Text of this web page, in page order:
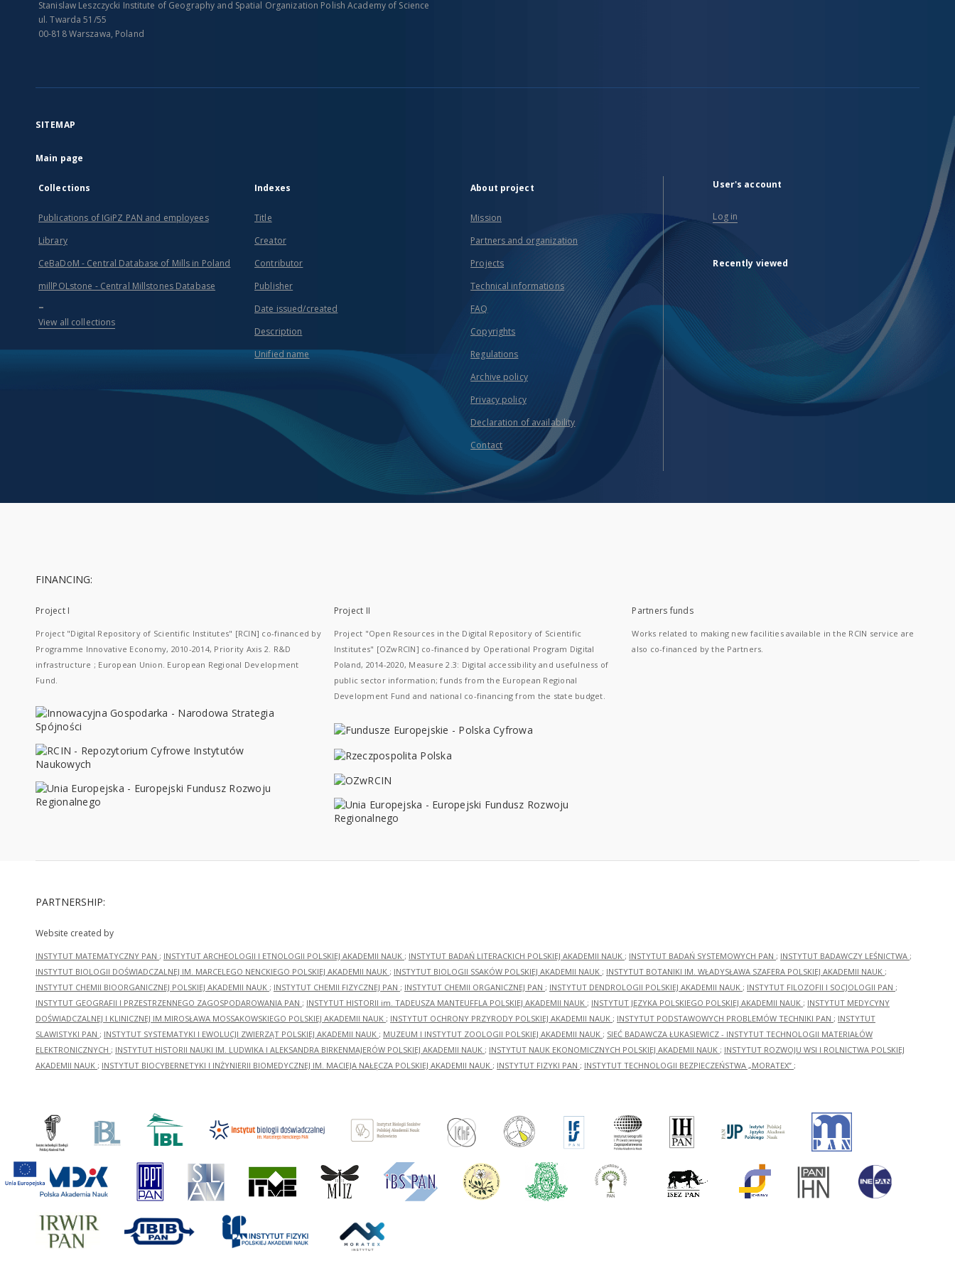
Stanislaw Leszczycki Institute of Geography and Spatial Organization Polish Academy of Science
ul. Twarda 51/55
00-818 Warszawa, Poland
SITEMAP
Main page
Collections
Publications of IGiPZ PAN and employees
Library
CeBaDoM - Central Database of Mills in Poland
millPOLstone - Central Millstones Database
...
View all collections
Indexes
Title
Creator
Contributor
Publisher
Date issued/created
Description
Unified name
About project
Mission
Partners and organization
Projects
Technical informations
FAQ
Copyrights
Regulations
Archive policy
Privacy policy
Declaration of availability
Contact
User's account
Log in
Recently viewed
FINANCING:
Project I
Project "Digital Repository of Scientific Institutes" [RCIN] co-financed by
Programme Innovative Economy, 2010-2014, Priority Axis 2. R&D
infrastructure ; European Union. European Regional Development
Fund.
Project II
Project "Open Resources in the Digital Repository of Scientific
Institutes" [OZwRCIN] co-financed by Operational Program Digital
Poland, 2014-2020, Measure 2.3: Digital accessibility and usefulness of
public sector information; funds from the European Regional
Development Fund and national co-financing from the state budget.
Partners funds
Works related to making new facilities available in the RCIN service are
also co-financed by the Partners.
PARTNERSHIP:
Website created by
INSTYTUT MATEMATYCZNY PAN ; INSTYTUT ARCHEOLOGII I ETNOLOGII POLSKIEJ AKADEMII NAUK ; INSTYTUT BADAŃ LITERACKICH POLSKIEJ AKADEMII NAUK ; INSTYTUT BADAŃ SYSTEMOWYCH PAN ; INSTYTUT BADAWCZY LEŚNICTWA ;
INSTYTUT BIOLOGII DOŚWIADCZALNEJ IM. MARCELEGO NENCKIEGO POLSKIEJ AKADEMII NAUK ; INSTYTUT BIOLOGII SSAKÓW POLSKIEJ AKADEMII NAUK ; INSTYTUT BOTANIKI IM. WŁADYSŁAWA SZAFERA POLSKIEJ AKADEMII NAUK ;
INSTYTUT CHEMII BIOORGANICZNEJ POLSKIEJ AKADEMII NAUK ; INSTYTUT CHEMII FIZYCZNEJ PAN ; INSTYTUT CHEMII ORGANICZNEJ PAN ; INSTYTUT DENDROLOGII POLSKIEJ AKADEMII NAUK ; INSTYTUT FILOZOFII I SOCJOLOGII PAN ;
INSTYTUT GEOGRAFII I PRZESTRZENNEGO ZAGOSPODAROWANIA PAN ; INSTYTUT HISTORII im. TADEUSZA MANTEUFFLA POLSKIEJ AKADEMII NAUK ; INSTYTUT JĘZYKA POLSKIEGO POLSKIEJ AKADEMII NAUK ; INSTYTUT MEDYCYNY
DOŚWIADCZALNEJ I KLINICZNEJ IM.MIROSŁAWA MOSSAKOWSKIEGO POLSKIEJ AKADEMII NAUK ; INSTYTUT OCHRONY PRZYRODY POLSKIEJ AKADEMII NAUK ; INSTYTUT PODSTAWOWYCH PROBLEMÓW TECHNIKI PAN ; INSTYTUT
SLAWISTYKI PAN ; INSTYTUT SYSTEMATYKI I EWOLUCJI ZWIERZĄT POLSKIEJ AKADEMII NAUK ; MUZEUM I INSTYTUT ZOOLOGII POLSKIEJ AKADEMII NAUK ; SIEĆ BADAWCZA ŁUKASIEWICZ - INSTYTUT TECHNOLOGII MATERIAŁÓW
ELEKTRONICZNYCH ; INSTYTUT HISTORII NAUKI IM. LUDWIKA I ALEKSANDRA BIRKENMAJERÓW POLSKIEJ AKADEMII NAUK ; INSTYTUT NAUK EKONOMICZNYCH POLSKIEJ AKADEMII NAUK ; INSTYTUT ROZWOJU WSI I ROLNICTWA POLSKIEJ
AKADEMII NAUK ; INSTYTUT BIOCYBERNETYKI I INŻYNIERII BIOMEDYCZNEJ IM. MACIEJA NAŁĘCZA POLSKIEJ AKADEMII NAUK ; INSTYTUT FIZYKI PAN ; INSTYTUT TECHNOLOGII BEZPIECZEŃSTWA „MORATEX” ;